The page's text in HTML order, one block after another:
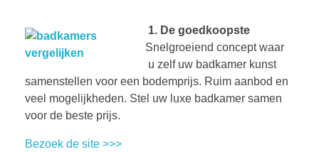
1. De goedkoopste
Snelgroeiend concept waar
u zelf uw badkamer kunst
samenstellen voor een bodemprijs. Ruim aanbod en
veel mogelijkheden. Stel uw luxe badkamer samen
voor de beste prijs.
Bezoek de site >>>